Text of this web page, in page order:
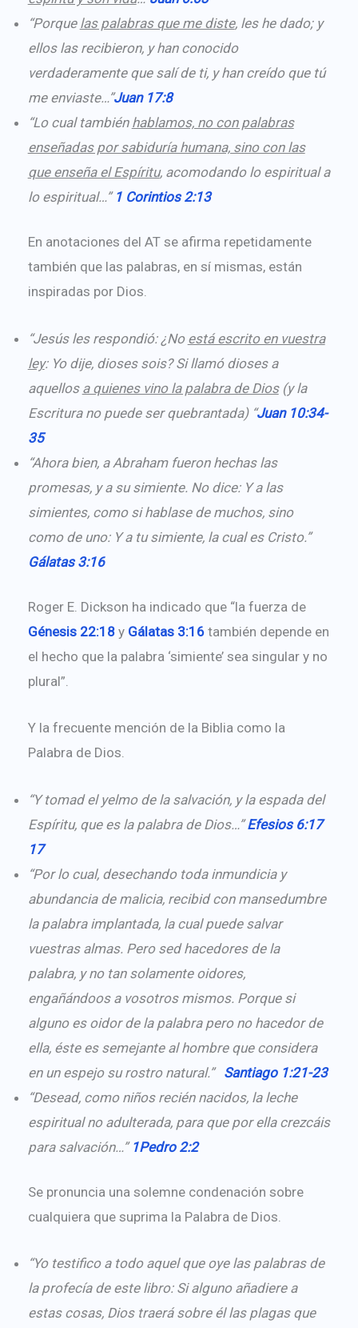
“Porque las palabras que me diste, les he dado; y
ellos las recibieron, y han conocido
verdaderamente que salí de ti, y han creído que tú
me enviaste…”Juan 17:8
“Lo cual también hablamos, no con palabras
enseñadas por sabiduría humana, sino con las
que enseña el Espíritu, acomodando lo espiritual a
lo espiritual…” 1 Corintios 2:13
En anotaciones del AT se afirma repetidamente
también que las palabras, en sí mismas, están
inspiradas por Dios.
“Jesús les respondió: ¿No está escrito en vuestra
ley: Yo dije, dioses sois? Si llamó dioses a
aquellos a quienes vino la palabra de Dios(y la
Escritura no puede ser quebrantada) “Juan 10:34-
35
“Ahora bien, a Abraham fueron hechas las
promesas, y a su simiente. No dice: Y a las
simientes, como si hablase de muchos, sino
como de uno: Y a tu simiente, la cual es Cristo.”
Gálatas 3:16
Roger E. Dickson ha indicado que “la fuerza de
Génesis 22:18y Gálatas 3:16también depende en
el hecho que la palabra ‘simiente’ sea singular y no
plural”.
Y la frecuente mención de la Biblia como la
Palabra de Dios.
“Y tomad el yelmo de la salvación, y la espada del
Espíritu, que es la palabra de Dios…”Efesios 6:17
17
“Por lo cual, desechando toda inmundicia y
abundancia de malicia, recibid con mansedumbre
la palabra implantada, la cual puede salvar
vuestras almas. Pero sed hacedores de la
palabra, y no tan solamente oidores,
engañándoos a vosotros mismos. Porque si
alguno es oidor de la palabra pero no hacedor de
ella, éste es semejante al hombre que considera
en un espejo su rostro natural.” Santiago 1:21-23
“Desead, como niños recién nacidos, la leche
espiritual no adulterada, para que por ella crezcáis
para salvación…” 1Pedro 2:2
Se pronuncia una solemne condenación sobre
cualquiera que suprima la Palabra de Dios.
“Yo testifico a todo aquel que oye las palabras de
la profecía de este libro: Si alguno añadiere a
estas cosas, Dios traerá sobre él las plagas que